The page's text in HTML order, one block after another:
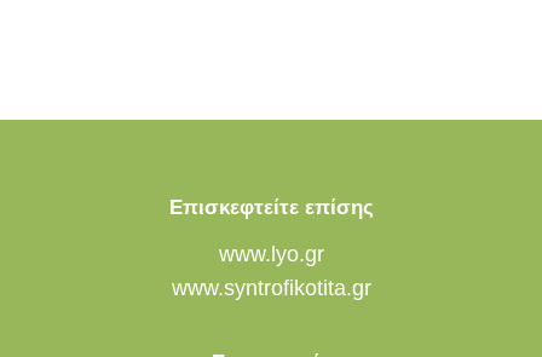
Επισκεφτείτε επίσης
www.lyo.gr
www.syntrofikotita.gr